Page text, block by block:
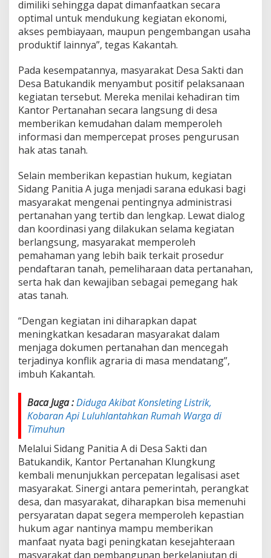
dimiliki sehingga dapat dimanfaatkan secara
optimal untuk mendukung kegiatan ekonomi,
akses pembiayaan, maupun pengembangan usaha
produktif lainnya”, tegas Kakantah.
Pada kesempatannya, masyarakat Desa Sakti dan
Desa Batukandik menyambut positif pelaksanaan
kegiatan tersebut. Mereka menilai kehadiran tim
Kantor Pertanahan secara langsung di desa
memberikan kemudahan dalam memperoleh
informasi dan mempercepat proses pengurusan
hak atas tanah.
Selain memberikan kepastian hukum, kegiatan
Sidang Panitia A juga menjadi sarana edukasi bagi
masyarakat mengenai pentingnya administrasi
pertanahan yang tertib dan lengkap. Lewat dialog
dan koordinasi yang dilakukan selama kegiatan
berlangsung, masyarakat memperoleh
pemahaman yang lebih baik terkait prosedur
pendaftaran tanah, pemeliharaan data pertanahan,
serta hak dan kewajiban sebagai pemegang hak
atas tanah.
“Dengan kegiatan ini diharapkan dapat
meningkatkan kesadaran masyarakat dalam
menjaga dokumen pertanahan dan mencegah
terjadinya konflik agraria di masa mendatang”,
imbuh Kakantah.
Baca Juga :Diduga Akibat Konsleting Listrik,
Kobaran Api Luluhlantahkan Rumah Warga di
Timuhun
Melalui Sidang Panitia A di Desa Sakti dan
Batukandik, Kantor Pertanahan Klungkung
kembali menunjukkan percepatan legalisasi aset
masyarakat. Sinergi antara pemerintah, perangkat
desa, dan masyarakat, diharapkan bisa memenuhi
persyaratan dapat segera memperoleh kepastian
hukum agar nantinya mampu memberikan
manfaat nyata bagi peningkatan kesejahteraan
masyarakat dan pembangunan berkelanjutan di